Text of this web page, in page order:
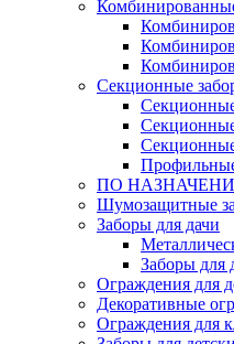
Секционные
ПО
Шумозащитные
Заборы для дачи
Заборы для
Ограждения для
Декоративные
Ограждения для